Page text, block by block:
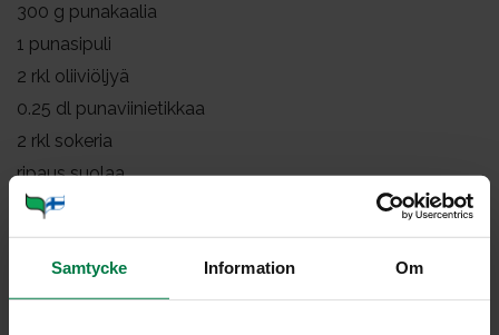
Samtycke Information Om
300 g punakaalia
1 punasipuli
2 rkl oliiviöljyä
0.25 dl punaviinietikkaa
2 rkl sokeria
ripaus suolaa
3kokonaista mausteneilikkaa
1dl punaviiniä tai vettä
hiven cayennepippuria